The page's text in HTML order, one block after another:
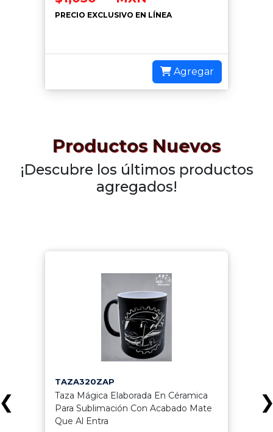
PRECIO EXCLUSIVO EN LÍNEA
Agregar
Productos Nuevos
¡Descubre los últimos productos
agregados!
TAZA320ZAP
Taza Mágica Elaborada En Céramica
Para Sublimación Con Acabado Mate
Que Al Entra